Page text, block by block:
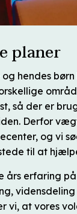
planer
hendes
så der er
Derfor
og vi
til at
års erfaring
vi, at vores